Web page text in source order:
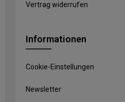
Vertrag widerrufen
Informationen
Cookie-Einstellungen
Newsletter